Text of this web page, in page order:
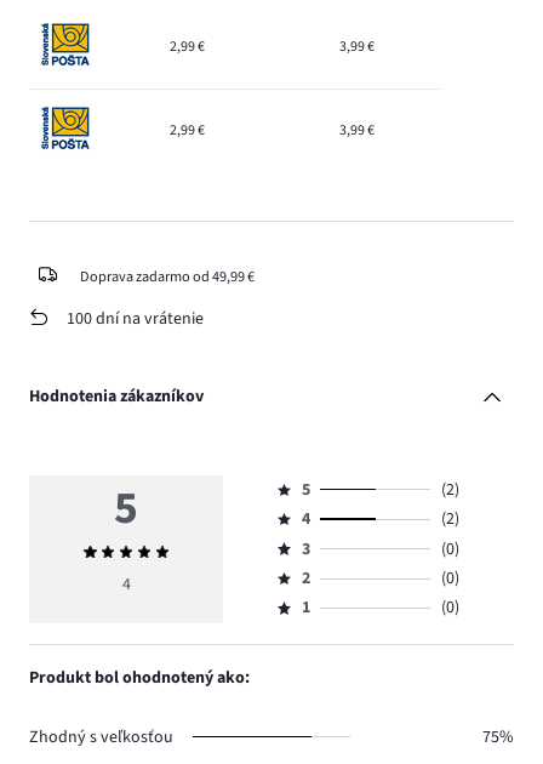
2,99 € 3,99 €
2,99 € 3,99 €
Doprava zadarmo od 49,99 €
100 dní na vrátenie
Hodnotenia zákazníkov
5
Priemerné
hodnotenie
4
Hodnotenie
5,
počet
hlasov
2.
5
(2)
Hodnotenie
4,
počet
hlasov
4
(2)
Hodnotenie
3,
počet
3
(0)
Hodnotenie
2,
2
(0)
Hodnotenie
1,
1 (0)
Produkt bol ohodnotený ako:
Zhodný s veľkosťou
75%